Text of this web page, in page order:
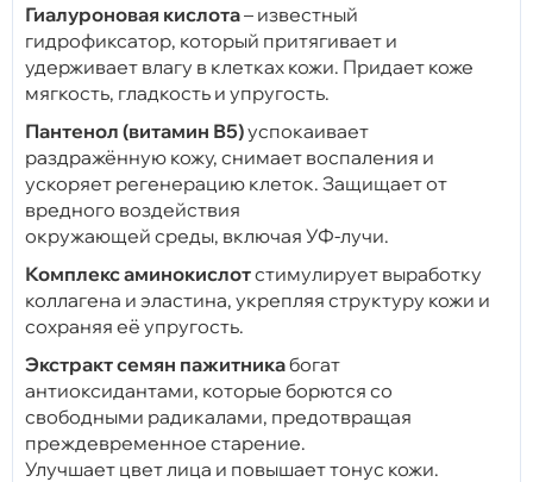
Гиалуроновая кислота– известный
гидрофиксатор, который притягивает и
удерживает влагу в клетках кожи. Придает коже
мягкость, гладкость и упругость.
Пантенол (витамин В5)успокаивает
раздражённую кожу, снимает воспаления и
ускоряет регенерацию клеток. Защищает от
вредного воздействия
окружающей среды, включая УФ-лучи.
Комплекс аминокислотстимулирует выработку
коллагена и эластина, укрепляя структуру кожи и
сохраняя её упругость.
Экстракт семян пажитникабогат
антиоксидантами, которые борются со
свободными радикалами, предотвращая
преждевременное старение.
Улучшает цвет лица и повышает тонус кожи.